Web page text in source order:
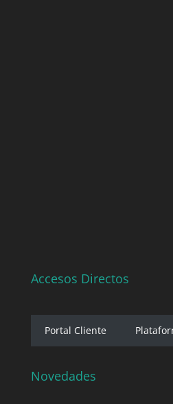
Accesos Directos
Portal Cliente
Novedades